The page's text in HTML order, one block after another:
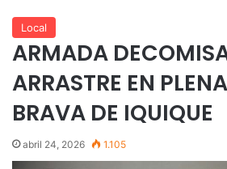
Local
ARMADA
ARRASTRE EN
BRAVA DE IQUIQUE
abril 24, 2026 1.105